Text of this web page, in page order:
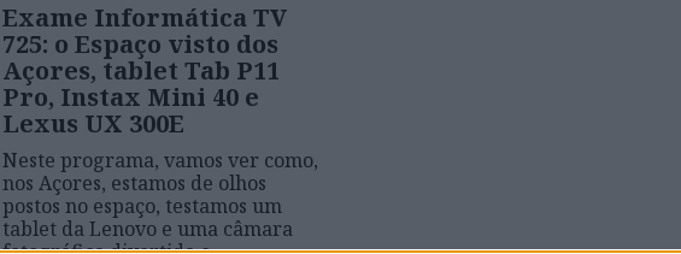
Exame Informática TV
725: o Espaço visto dos
Açores, tablet Tab P11
Pro, Instax Mini 40 e
Lexus UX 300E
Neste programa, vamos ver como,
nos Açores, estamos de olhos
postos no espaço, testamos um
tablet da Lenovo e uma câmara